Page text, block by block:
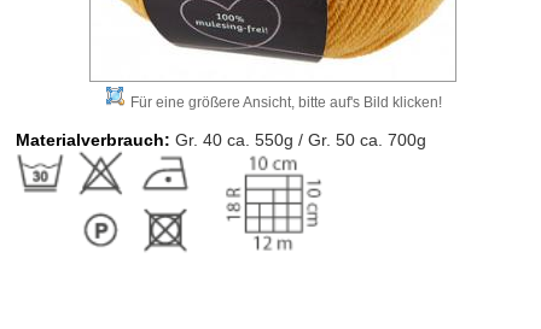
Für eine größere Ansicht, bitte auf's Bild klicken!
Materialverbrauch:Gr. 40 ca. 550g / Gr. 50 ca. 700g